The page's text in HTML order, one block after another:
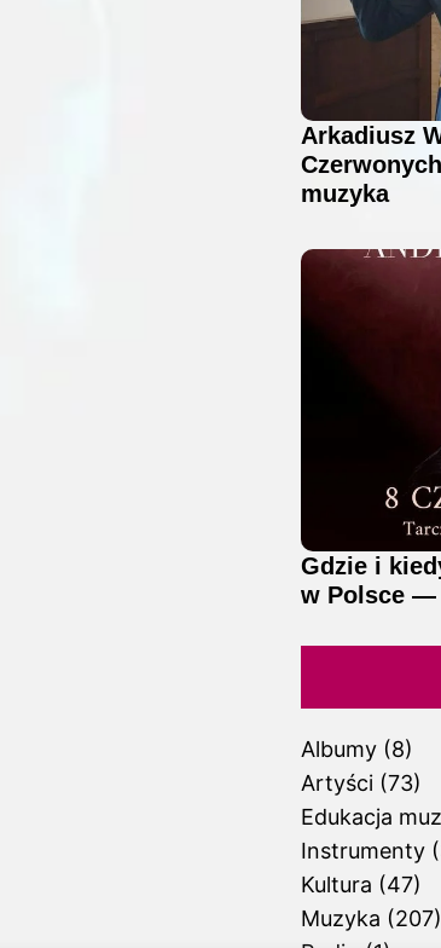
Arkadiusz
muzyka
Gdzie i
w Polsce —
Albumy(8)
Artyści(73)
Edukacja
Instrumenty
Kultura (47)
Muzyka (207)